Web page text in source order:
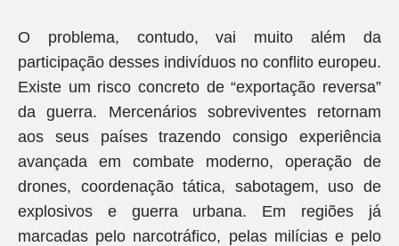
O problema, contudo, vai muito além da
participação desses indivíduos no conflito europeu.
Existe um risco concreto de “exportação reversa”
da guerra. Mercenários sobreviventes retornam
aos seus países trazendo consigo experiência
avançada em combate moderno, operação de
drones, coordenação tática, sabotagem, uso de
explosivos e guerra urbana. Em regiões já
marcadas pelo narcotráfico, pelas milícias e pelo